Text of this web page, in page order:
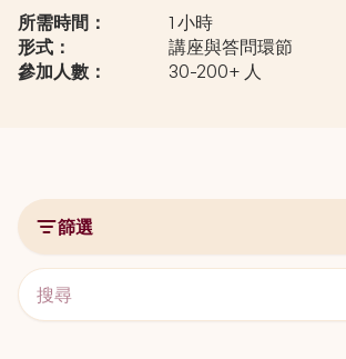
所需時間：
1 小時
形式：
講座與答問環節
參加人數：
30-200+ 人
篩選